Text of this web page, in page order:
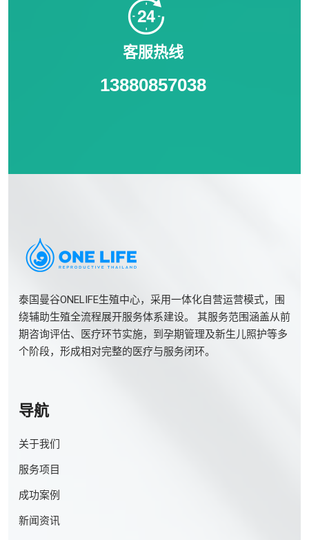
客服热线
13880857038
泰国曼谷ONELIFE生殖中心，采用一体化自营运营模式，围
绕辅助生殖全流程展开服务体系建设。 其服务范围涵盖从前
期咨询评估、医疗环节实施，到孕期管理及新生儿照护等多
个阶段，形成相对完整的医疗与服务闭环。
导航
关于我们
服务项目
成功案例
新闻资讯